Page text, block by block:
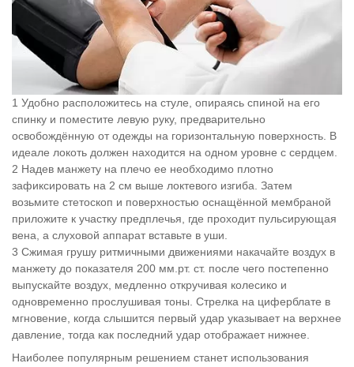
Удобно расположитесь на стуле, опираясь спиной на его
спинку и поместите левую руку, предварительно
освобождённую от одежды на горизонтальную поверхность. В
идеале локоть должен находится на одном уровне с сердцем.
Надев манжету на плечо ее необходимо плотно
зафиксировать на 2 см выше локтевого изгиба. Затем
возьмите стетоскоп и поверхностью оснащённой мембраной
приложите к участку предплечья, где проходит пульсирующая
вена, а слуховой аппарат вставьте в уши.
Сжимая грушу ритмичными движениями накачайте воздух в
манжету до показателя 200 мм.рт. ст. после чего постепенно
выпускайте воздух, медленно откручивая колесико и
одновременно прослушивая тоны. Стрелка на циферблате в
мгновение, когда слышится первый удар указывает на верхнее
давление, тогда как последний удар отображает нижнее.
Наиболее популярным решением станет использования